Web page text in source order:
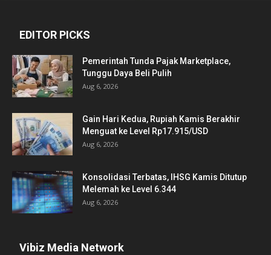
EDITOR PICKS
Pemerintah Tunda Pajak Marketplace,
Tunggu Daya Beli Pulih
Aug 6, 2026
Gain Hari Kedua, Rupiah Kamis Berakhir
Menguat ke Level Rp17.915/USD
Aug 6, 2026
Konsolidasi Terbatas, IHSG Kamis Ditutup
Melemah ke Level 6.344
Aug 6, 2026
Vibiz Media Network